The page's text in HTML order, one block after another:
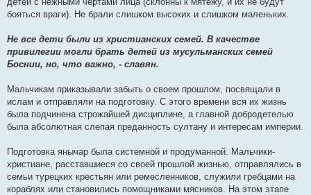
бояться враги). Не брали слишком высоких и слишком маленьких.
Не все дети были из христианских семей. В качестве
привилегии могли брать детей из мусульманских семей
Боснии, но, что важно, - славян.
Мальчикам приказывали забыть о своем прошлом, посвящали в
ислам и отправляли на подготовку. С этого времени вся их жизнь
была подчинена строжайшей дисциплине, а главной добродетелью
была абсолютная слепая преданность султану и интересам империи.
Подготовка янычар была системной и продуманной. Мальчики-
христиане, расставшиеся со своей прошлой жизнью, отправлялись в
семьи турецких крестьян или ремесленников, служили гребцами на
кораблях или становились помощниками мясников. На этом этапе